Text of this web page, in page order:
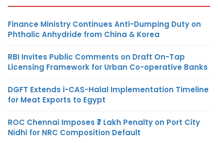
Finance Ministry Continues Anti-Dumping Duty on
Phthalic Anhydride from China & Korea
RBI Invites Public Comments on Draft On-Tap
Licensing Framework for Urban Co-operative Banks
DGFT Extends i-CAS-Halal Implementation Timeline
for Meat Exports to Egypt
ROC Chennai Imposes ₹7 Lakh Penalty on Port City
Nidhi for NRC Composition Default